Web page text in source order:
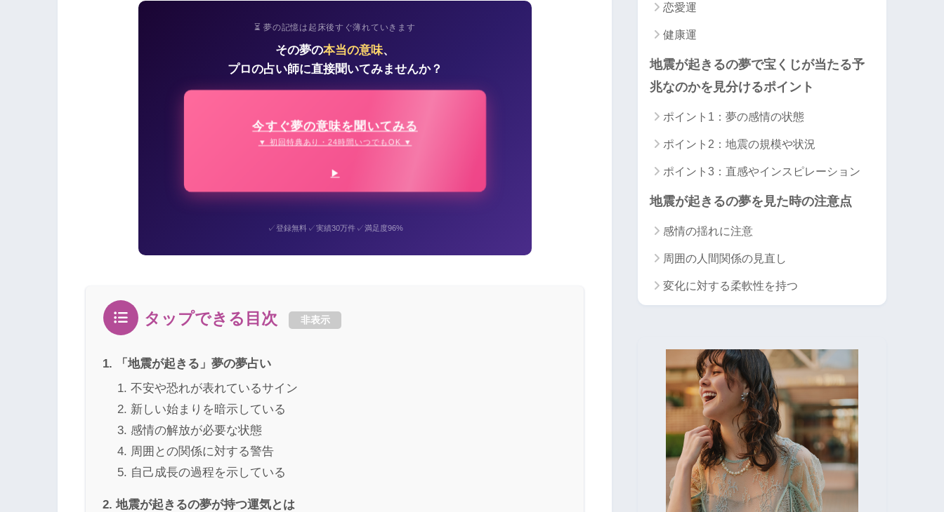
⏳ 夢の記憶は起床後すぐ薄れていきます
その夢の本当の意味、
プロの占い師に直接聞いてみませんか？
今すぐ夢の意味を聞いてみる
▼ 初回特典あり・24時間いつでもOK ▼
✓登録無料✓実績30万件✓満足度96%
タップできる目次 非表示
「地震が起きる」夢の夢占い
不安や恐れが表れているサイン
新しい始まりを暗示している
感情の解放が必要な状態
周囲との関係に対する警告
自己成長の過程を示している
地震が起きるの夢が持つ運気とは
恋愛運
健康運
地震が起きるの夢で宝くじが当たる予
兆なのかを見分けるポイント
ポイント1：夢の感情の状態
ポイント2：地震の規模や状況
ポイント3：直感やインスピレーション
地震が起きるの夢を見た時の注意点
感情の揺れに注意
周囲の人間関係の見直し
変化に対する柔軟性を持つ